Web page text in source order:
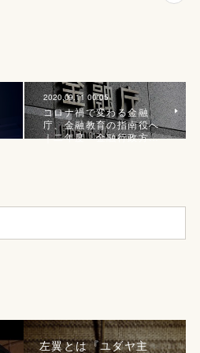
2020.09.11 00:05
コロナ禍で変わる金融
庁、金融教育の指南役へ
｜二年度『金融行政方…
左翼とは『ユダヤ主